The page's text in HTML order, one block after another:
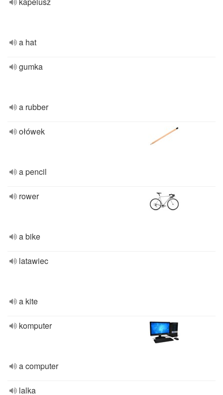
a hat
gumka
a rubber
ołówek
a pencil
rower
a bike
latawiec
a kite
komputer
a computer
lalka